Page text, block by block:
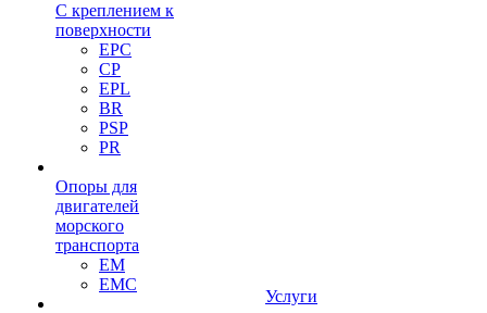
С креплением к
поверхности
EPC
CP
EPL
BR
PSP
PR
Опоры для
двигателей
морского
транспорта
EM
EMC
Услуги